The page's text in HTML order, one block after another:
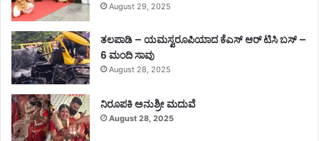
August 29, 2025
ತಲಪಾಡಿ – ಯಮಸ್ವರೂಪಿಯಾದ ಕೆಎಸ್ ಆರ್ ಟಿಸಿ ಬಸ್ –
6 ಮಂದಿ ಸಾವು
August 28, 2025
ನಿರೂಪಕಿ ಅನುಶ್ರೀ ಮದುವೆ
August 28, 2025